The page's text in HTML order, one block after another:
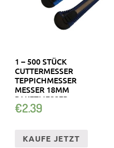
1 – 500 STÜCK
CUTTERMESSER
TEPPICHMESSER
MESSER 18MM
PAKETMESSER
KARTONMESSER
€2.39
KAUFE JETZT